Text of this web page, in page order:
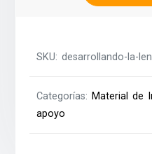
SKU:desarrollando-la-
Categorías: Material de
apoyo